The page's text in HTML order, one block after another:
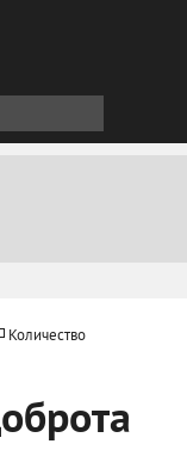
Количество